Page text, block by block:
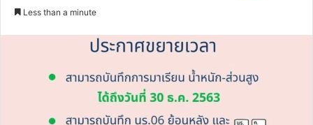
Less than a minute